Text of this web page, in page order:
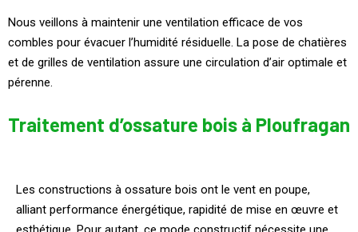
Nous veillons à maintenir une ventilation efficace de vos
combles pour évacuer l’humidité résiduelle. La pose de chatières
et de grilles de ventilation assure une circulation d’air optimale et
pérenne.
Traitement d’ossature bois à Ploufragan
Les constructions à ossature bois ont le vent en poupe,
alliant performance énergétique, rapidité de mise en œuvre et